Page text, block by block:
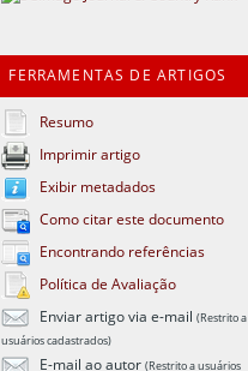
FERRAMENTAS DE ARTIGOS
Resumo
Imprimir artigo
Exibir metadados
Como citar este documento
Encontrando referências
Política de Avaliação
Enviar artigo via e-mail(Restrito a
usuários cadastrados)
E-mail ao autor(Restrito a usuários